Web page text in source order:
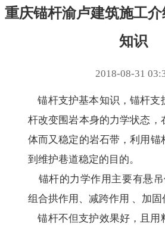
重庆锚杆渝卢建筑施工
知识
2018-08-31
锚杆支护基本知识，锚杆支
杆改变围岩本身的力学状态，
体而又稳定的岩石带，利用锚
到维护巷道稳定的目的。
锚杆的力学作用主要有悬吊
组合拱作用、减跨作用 、加固
锚杆不但支护效果好，且用